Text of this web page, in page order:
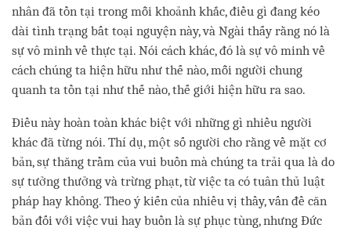
nhân đã tồn tại trong mỗi khoảnh khắc, điều gì đang kéo
dài tình trạng bất toại nguyện này, và Ngài thấy rằng nó là
sự vô minh về thực tại. Nói cách khác, đó là sự vô minh về
cách chúng ta hiện hữu như thế nào, mỗi người chung
quanh ta tồn tại như thế nào, thế giới hiện hữu ra sao.
Điều này hoàn toàn khác biệt với những gì nhiều người
khác đã từng nói. Thí dụ, một số người cho rằng về mặt cơ
bản, sự thăng trầm của vui buồn mà chúng ta trải qua là do
sự tưởng thưởng và trừng phạt, từ việc ta có tuân thủ luật
pháp hay không. Theo ý kiến của nhiều vị thầy, vấn đề căn
bản đối với việc vui hay buồn là sự phục tùng, nhưng Đức